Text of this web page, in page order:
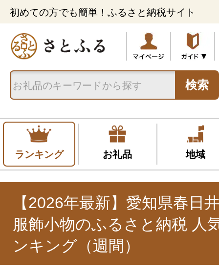
初めての方でも簡単！ふるさと納税サイト
検索
ランキング お礼品 地域
【2026年最新】愛知県春日
服飾小物のふるさと納税 人
ンキング（週間）